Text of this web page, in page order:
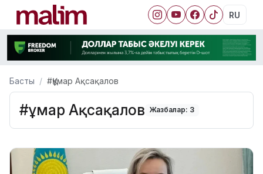
RU
Басты #Құмар Ақсақалов
#Құмар Ақсақалов Жазбалар: 3